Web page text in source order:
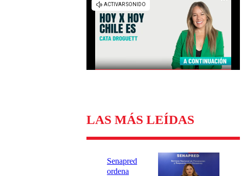
Universidad de Chile
Sustentabilidad
LAS MÁS LEÍDAS
Senapred
ordena